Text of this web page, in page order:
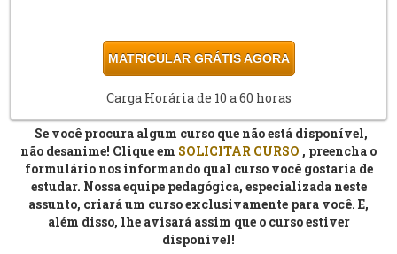
MATRICULAR GRÁTIS AGORA
Carga Horária de 10 a 60 horas
Se você procura algum curso que não está disponível,
não desanime! Clique em SOLICITAR CURSO , preencha o
formulário nos informando qual curso você gostaria de
estudar. Nossa equipe pedagógica, especializada neste
assunto, criará um curso exclusivamente para você. E,
além disso, lhe avisará assim que o curso estiver
disponível!